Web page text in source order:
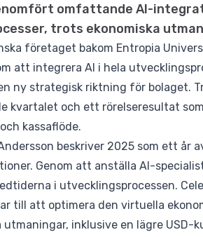
omfattande AI-
trots ekonomiska
företaget bakom Entropia
att integrera AI i hela
ny strategisk riktning för bolaget.
kvartalet och ett rörelseresultat
kassaflöde.
beskriver 2025 som ett år
Genom att anställa AI-
i utvecklingsprocessen.
till att optimera den virtuella
utmaningar, inklusive en lägre